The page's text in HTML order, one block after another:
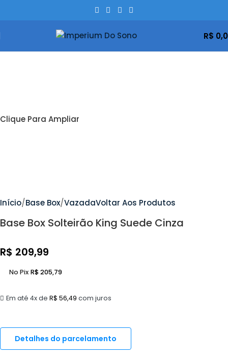
R$
Clique Para Ampliar
Início Base Box VazadaVoltar Aos Produtos
Base Box Solteirão King Suede Cinza
R$ 209,99
Em até 4x de R$ 56,49 com juros
No Pix R$205,79
Detalhes do parcelamento